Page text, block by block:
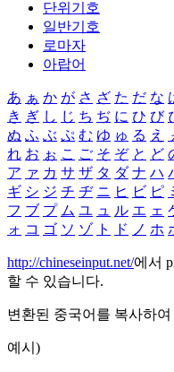
단위기호
일반기호
로마자
아랍어
あ ぁ か が さ ざ た だ な
き ぎ し じ ち ぢ に ひ び
ぬ ふ ぶ ぷ む ゆ ゅ る え
れ お ぉ こ ご そ ぞ と ど
ア ァ カ サ ザ タ ダ ナ ハ
ギ シ ジ チ ヂ ニ ヒ ビ ピ
フ ブ プ ム ユ ュ ル エ ェ
ォ コ ゴ ソ ゾ ト ド ノ ホ
http://chineseinput.net/에서
할 수 있습니다.
변환된 중국어를 복사하
예시)